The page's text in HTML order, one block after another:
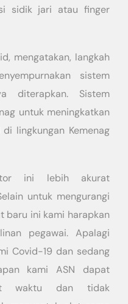
sidik jari atau finger
mengatakan, langkah
sistem
diterapkan. Sistem
untuk meningkatkan
lingkungan Kemenag
ini lebih akurat
untuk mengurangi
baru ini kami harapkan
pegawai. Apalagi
Covid-19 dan sedang
kami ASN dapat
waktu dan tidak